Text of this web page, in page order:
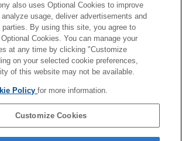
Filmzeiten
auf dem Monitor
also uses Optional Cookies to improve
usage, deliver advertisements and
parties. By using this site, you agree to
Cookies. You can manage your
at any time by clicking "Customize
on your selected cookie preferences,
of this website may not be available.
Policyfor more information.
Customize Cookies